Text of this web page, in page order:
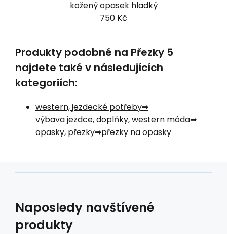
kožený opasek hladký
750 Kč
Produkty podobné na Přezky 5
najdete také v následujících
kategoriích:
western, jezdecké potřeby
výbava jezdce, doplňky, western móda
opasky, přezky
přezky na opasky
Naposledy navštívené
produkty